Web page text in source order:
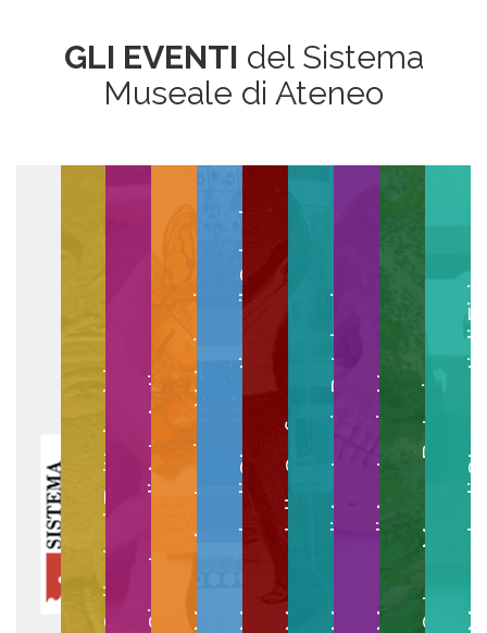
GLI EVENTI del Sistema
Museale di Ateneo
Collezioni EgittologicheGipsoteca di Arte AnticaMuseo Anatomico VeterinarioMuseo degli Strumenti per il CalcoloMuseo della GraficaMuseo di Anatomia PatologicaMuseo di Anatomia UmanaOrto e Museo BotanicoMuseo degli